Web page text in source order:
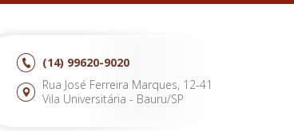
(14) 99620-9020
Rua José Ferreira Marques, 12-41
Vila Universitária - Bauru/SP